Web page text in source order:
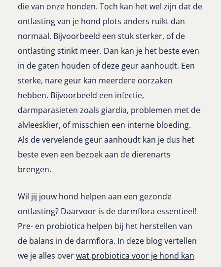
die van onze honden. Toch kan het wel zijn dat de
ontlasting van je hond plots anders ruikt dan
normaal. Bijvoorbeeld een stuk sterker, of de
ontlasting stinkt meer. Dan kan je het beste even
in de gaten houden of deze geur aanhoudt. Een
sterke, nare geur kan meerdere oorzaken
hebben. Bijvoorbeeld een infectie,
darmparasieten zoals giardia, problemen met de
alvleesklier, of misschien een interne bloeding.
Als de vervelende geur aanhoudt kan je dus het
beste even een bezoek aan de dierenarts
brengen.
Wil jij jouw hond helpen aan een gezonde
ontlasting? Daarvoor is de darmflora essentieel!
Pre- en probiotica helpen bij het herstellen van
de balans in de darmflora. In deze blog vertellen
we je alles overwat probiotica voor je hond kan